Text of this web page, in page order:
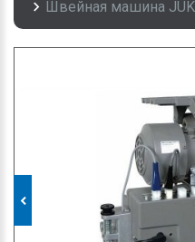
Швейная машина